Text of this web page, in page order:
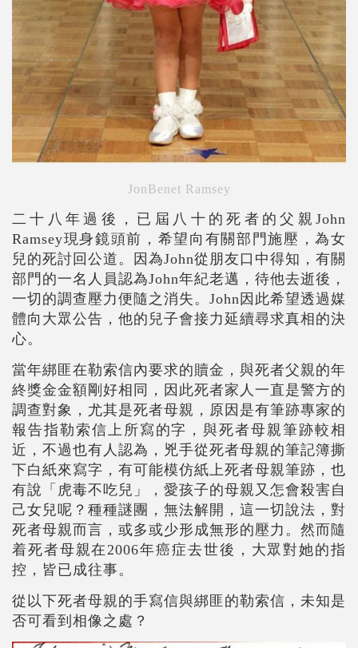
JonBenet Ramsey
二十八年過後，已屆八十的死者的父親John
Ramsey現身鏡頭前，希望向有關部門施壓，為女
兒的死討回公道。因為John從朋友口中得知，有關
部門的一名人員認為John年紀老邁，待他去逝後，
一切的調查壓力便隨之消失。John因此希望透過媒
體向大眾公告，他的兒子會接力延續尋求真相的決
心。
當年綁匪在勒索信內要求的贖金，與死者父親的年
終獎金金額剛好相同，因此死者家人一直是警方的
調查對象，尤其是死者母親，原因是有筆跡專家的
報告指勒索信上所寫的字，與死者母親筆跡較相
近，不過也有人認為，兇手從死者母親的筆記簿撕
下白紙來寫字，有可能模仿紙上死者母親筆跡，也
有說「虎毒不吃兒」，愛孩子的母親又怎會殺害自
己女兒呢？種種謎團，無法解開，這一切說法，對
死者母親而言，或多或少形成無形的壓力。然而隨
着死者母親在2006年癌症去世後，大眾對她的指
控，皆已成往事。
從以下死者母親的手寫信與綁匪的勒索信，未知是
否可看到相像之處？